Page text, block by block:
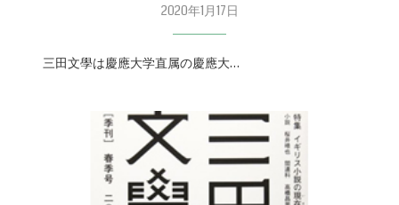
2020年1月17日
三田文學は慶應大学直属の慶應大…